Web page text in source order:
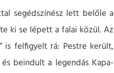
segédszínész lett belőle a
ki se lépett a falai közül. Az
is felfigyelt rá: Pestre került,
beindult a legendás Kapa-